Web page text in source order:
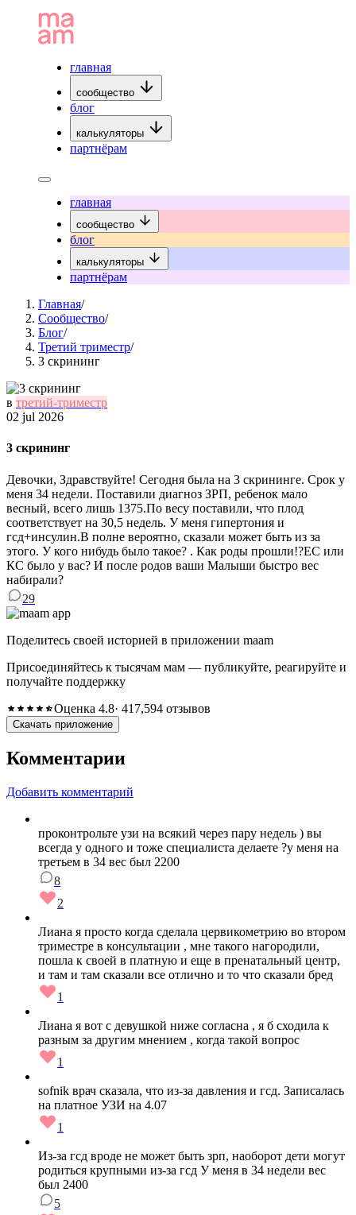
главная
сообщество
блог
калькуляторы
партнёрам
главная
сообщество
блог
калькуляторы
партнёрам
Главная/
Сообщество/
Блог/
Третий триместр/
3 скрининг
в третий-триместр
02 jul 2026
3 скрининг
Девочки, Здравствуйте! Сегодня была на 3 скрининге. Срок у
меня 34 недели. Поставили диагноз ЗРП, ребенок мало
весный, всего лишь 1375.По весу поставили, что плод
соответствует на 30,5 недель. У меня гипертония и
гсд+инсулин.В полне вероятно, сказали может быть из за
этого. У кого нибудь было такое? . Как роды прошли!?ЕС или
КС было у вас? И после родов ваши Малыши быстро вес
набирали?
29
Поделитесь своей историей в приложении maam
Присоединяйтесь к тысячам мам — публикуйте, реагируйте и
получайте поддержку
Оценка 4.8· 417,594 отзывов
Скачать приложение
Комментарии
Добавить комментарий
проконтрольте узи на всякий через пару недель ) вы
всегда у одного и тоже специалиста делаете ?у меня на
третьем в 34 вес был 2200
8
2
Лиана я просто когда сделала цервикометрию во втором
триместре в консультации , мне такого нагородили,
пошла к своей в платную и еще в пренатальный центр,
и там и там сказали все отлично и то что сказали бред
1
Лиана я вот с девушкой ниже согласна , я б сходила к
разным за другим мнением , когда такой вопрос
1
sofnik врач сказала, что из-за давления и гсд. Записалась
на платное УЗИ на 4.07
1
Из-за гсд вроде не может быть зрп, наоборот дети могут
родиться крупными из-за гсд У меня в 34 недели вес
был 2400
5